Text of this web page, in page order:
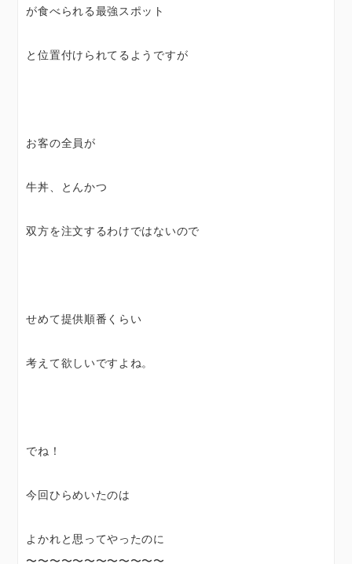
が食べられる最強スポット
と位置付けられてるようですが
お客の全員が
牛丼、とんかつ
双方を注文するわけではないので
せめて提供順番くらい
考えて欲しいですよね。
でね！
今回ひらめいたのは
よかれと思ってやったのに
〜〜〜〜〜〜〜〜〜〜〜〜